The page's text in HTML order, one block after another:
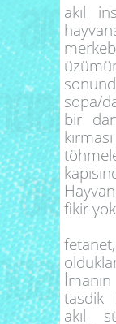
akıl
sopa/
bir
fikir
tasdik
akıl